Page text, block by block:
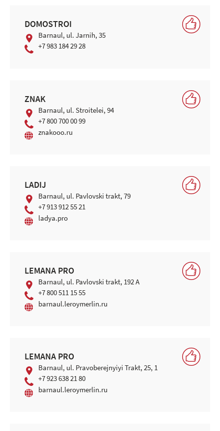
DOMOSTROI
Barnaul, ul. Jarnih, 35
+7 983 184 29 28
ZNAK
Barnaul, ul. Stroitelei, 94
+7 800 700 00 99
znakooo.ru
LADIJ
Barnaul, ul. Pavlovski trakt, 79
+7 913 912 55 21
ladya.pro
LEMANA PRO
Barnaul, ul. Pavlovski trakt, 192 A
+7 800 511 15 55
barnaul.leroymerlin.ru
LEMANA PRO
Barnaul, ul. Pravoberejnyiyi Trakt, 25, 1
+7 923 638 21 80
barnaul.leroymerlin.ru